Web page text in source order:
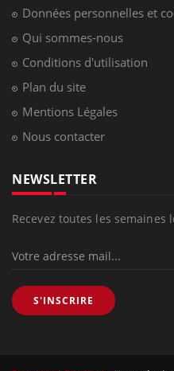
Données personnelles et
Qui sommes-nous
Conditions d'utilisation
Plan du site
Mentions Légales
Nous contacter
NEWSLETTER
Recevez toutes les
S'INSCRIRE